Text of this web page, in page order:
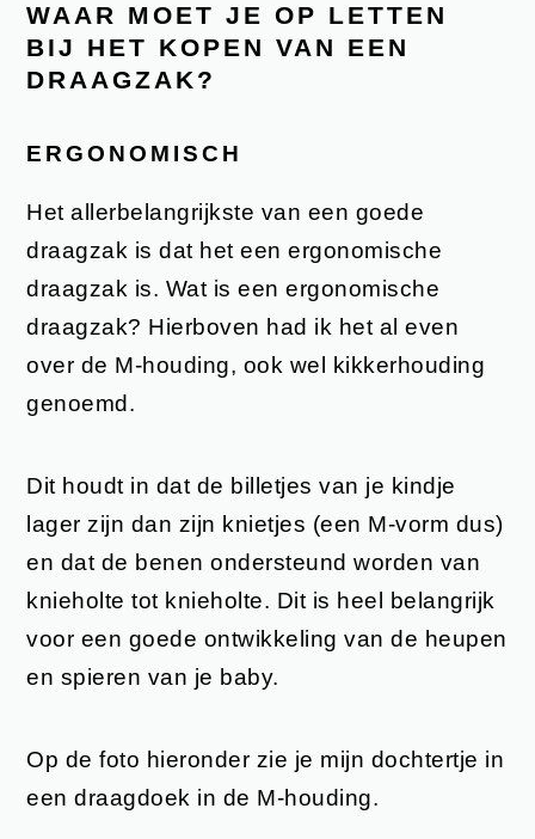
WAAR MOET JE OP LETTEN
BIJ HET KOPEN VAN EEN
DRAAGZAK?
ERGONOMISCH
Het allerbelangrijkste van een goede
draagzak is dat het een ergonomische
draagzak is. Wat is een ergonomische
draagzak? Hierboven had ik het al even
over de M-houding, ook wel kikkerhouding
genoemd.
Dit houdt in dat de billetjes van je kindje
lager zijn dan zijn knietjes (een M-vorm dus)
en dat de benen ondersteund worden van
knieholte tot knieholte. Dit is heel belangrijk
voor een goede ontwikkeling van de heupen
en spieren van je baby.
Op de foto hieronder zie je mijn dochtertje in
een draagdoek in de M-houding.